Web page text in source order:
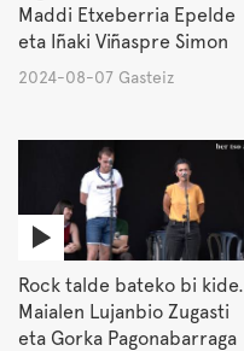
Maddi Etxeberria Epelde
eta Iñaki Viñaspre Simon
2024-08-07 Gasteiz
Rock talde bateko bi kide.
Maialen Lujanbio Zugasti
eta Gorka Pagonabarraga